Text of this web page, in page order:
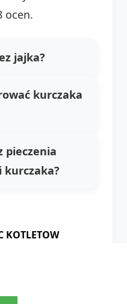
ocen.
jajka?
kurczaka
pieczenia
kurczaka?
KOTLETOW